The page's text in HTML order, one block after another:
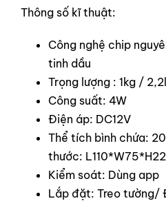
1.900.000₫.
Thông số kĩ thuật:
Công nghệ chip
tinh dầu
Trọng lượng : 1kg /
Công suất: 4W
Điện áp: DC12V
Thể tích bình chứa:
thước:
Kiểm soát: Dùng app
Lắp đặt: Treo tường/